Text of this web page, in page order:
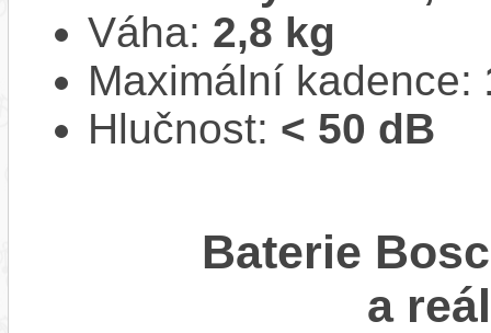
Váha: 2,8 kg
Maximální kadence:
Hlučnost: < 50 dB
Baterie
a